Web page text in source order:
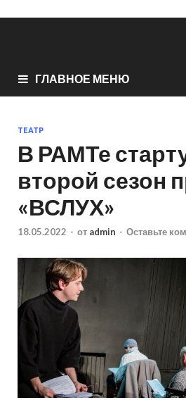
ГЛАВНОЕ МЕНЮ
ТЕАТР
В РАМТе
второй сезон
«ВСЛУХ»
18.05.2022 - от admin - Оставьте